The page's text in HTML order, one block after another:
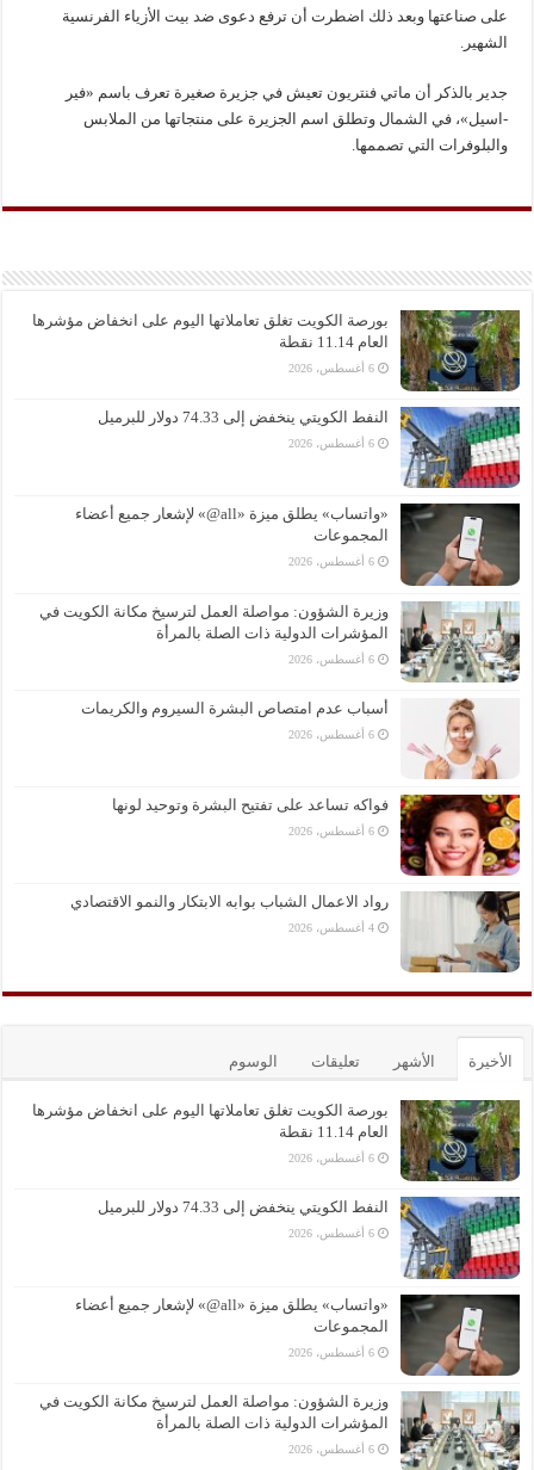
على صناعتها وبعد ذلك اضطرت أن ترفع دعوى ضد بيت الأزياء الفرنسية
الشهير.
جدير بالذكر أن ماتي فنتريون تعيش في جزيرة صغيرة تعرف باسم «فير
-اسيل»، في الشمال وتطلق اسم الجزيرة على منتجاتها من الملابس
والبلوفرات التي تصممها.
بورصة الكويت تغلق تعاملاتها اليوم على انخفاض مؤشرها
العام 11.14 نقطة
6 أغسطس، 2026
النفط الكويتي ينخفض إلى 74.33 دولار للبرميل
6 أغسطس، 2026
«واتساب» يطلق ميزة «all@» لإشعار جميع أعضاء
المجموعات
6 أغسطس، 2026
وزيرة الشؤون: مواصلة العمل لترسيخ مكانة الكويت في
المؤشرات الدولية ذات الصلة بالمرأة
6 أغسطس، 2026
أسباب عدم امتصاص البشرة السيروم والكريمات
6 أغسطس، 2026
فواكه تساعد على تفتيح البشرة وتوحيد لونها
6 أغسطس، 2026
رواد الاعمال الشباب بوابه الابتكار والنمو الاقتصادي
4 أغسطس، 2026
الأخيرة الأشهر تعليقات الوسوم
بورصة الكويت تغلق تعاملاتها اليوم على انخفاض مؤشرها
العام 11.14 نقطة
6 أغسطس، 2026
النفط الكويتي ينخفض إلى 74.33 دولار للبرميل
6 أغسطس، 2026
«واتساب» يطلق ميزة «all@» لإشعار جميع أعضاء
المجموعات
6 أغسطس، 2026
وزيرة الشؤون: مواصلة العمل لترسيخ مكانة الكويت في
المؤشرات الدولية ذات الصلة بالمرأة
6 أغسطس، 2026